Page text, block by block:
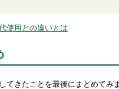
使用との違いとは
きたことを最後にまとめてみま